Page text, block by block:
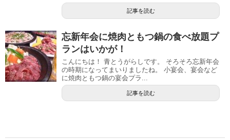
記事を読む
忘新年会に焼肉ともつ鍋の食べ放題プ
ランはいかが！
こんにちは！ 青とうがらしです。 そろそろ忘新年会
の時期になってまいりましたね。 小宴会、宴会など
に焼肉ともつ鍋の宴会プラ...
記事を読む